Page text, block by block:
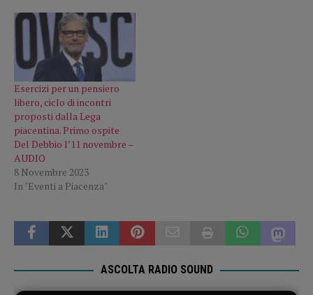
Esercizi per un pensiero
libero, ciclo di incontri
proposti dalla Lega
piacentina. Primo ospite
Del Debbio l’11 novembre –
AUDIO
8 Novembre 2023
In "Eventi a Piacenza"
ASCOLTA RADIO SOUND